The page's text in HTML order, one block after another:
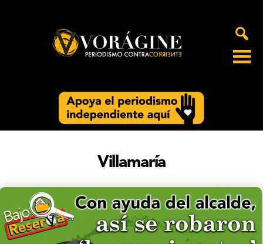
Villamaría